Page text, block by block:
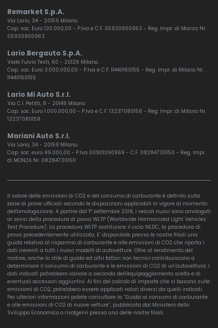
Remarket S.p.A.
Via Lario, 34 - 20159 Milano
Cap. soc. Euro 120.000,00 - P.Iva e C.F. 05930900963 - Reg. Impr. di Monza Nr.
05930900963
Lario Bergauto S.p.A.
Viale Fulvio Testi, 60 - 20126 Milano
Cap. soc. Euro 3.000.000,00 - P.Iva e C.F. 11440160155 - Reg. Impr. di Milano Nr.
11440160155
Lario Mi Auto S.r.l.
Via C.I. Petitti, 8 - 20149 Milano
Cap. soc. Euro 1.000.000,00 - P.Iva e C.F. 13237080158 - Reg. Impr. di Milano Nr.
13237080158
Mariani Auto S.r.l.
Via Lario, 34 - 20159 Milano
Cap. soc. euro 99.000,00 - P.Iva 00901090969 - C.F. 08284730150 - Reg. Impr.
di MONZA Nr. 08284730150
Il valore delle emissioni di CO2 e del consumo di carburante è definito sulla
base di prove ufficiali secondo le disposizioni applicabili in vigore al momento
dell'omologazione. A partire dal 1° settembre 2018, i veicoli nuovi sono omologati
ai sensi della procedura di prova WLTP (Worldwide Harmonized Light Vehicles
Test Procedure). La procedura WLTP sostituisce il ciclo NEDC, la procedura di
prova precedentemente utilizzata. E’ disponibile presso le nostre filiali una
guida relativa al risparmio di carburante e alle emissioni di CO2 che riporta i
dati inerenti a tutti i nuovi modelli di autovetture. Oltre al rendimento del
motore, anche lo stile di guida ed altri fattori non tecnici contribuiscono a
determinare il consumo di carburante e le emissioni di CO2 di un’autovettura. I
dati indicati potrebbero variare a seconda dell’equipaggiamento scelto e di
eventuali accessori aggiuntivi. Ai fini del calcolo di imposte che si basano sulle
emissioni di CO2, potrebbero essere applicati valori diversi da quelli indicati.
Per ulteriori informazioni potete consultare la “Guida ai consumi di carburante
e alle emissioni di CO2 di nuove vetture”, pubblicata dal Ministero dello
Sviluppo Economico o rivolgervi presso una delle nostre filiali.